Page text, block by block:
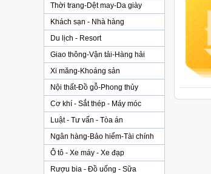
Thời trang-Dệt may-Da giày
Khách sạn - Nhà hàng
Du lịch - Resort
Giao thông-Vận tải-Hàng hải
Xi măng-Khoáng sản
Nội thất-Đồ gỗ-Phong thủy
Cơ khí - Sắt thép - Máy móc
Luật - Tư vấn - Tòa án
Ngân hàng-Bảo hiểm-Tài chính
Ô tô - Xe máy - Xe đạp
Rượu bia - Đồ uống - Sữa